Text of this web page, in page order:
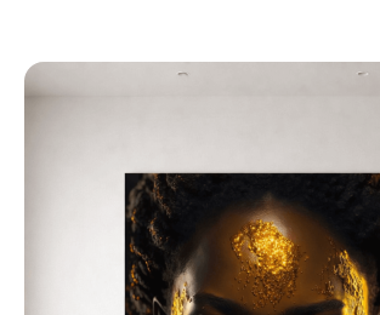
takim jak
obrazy na
będą
akcentem
ścian, a
kuchni